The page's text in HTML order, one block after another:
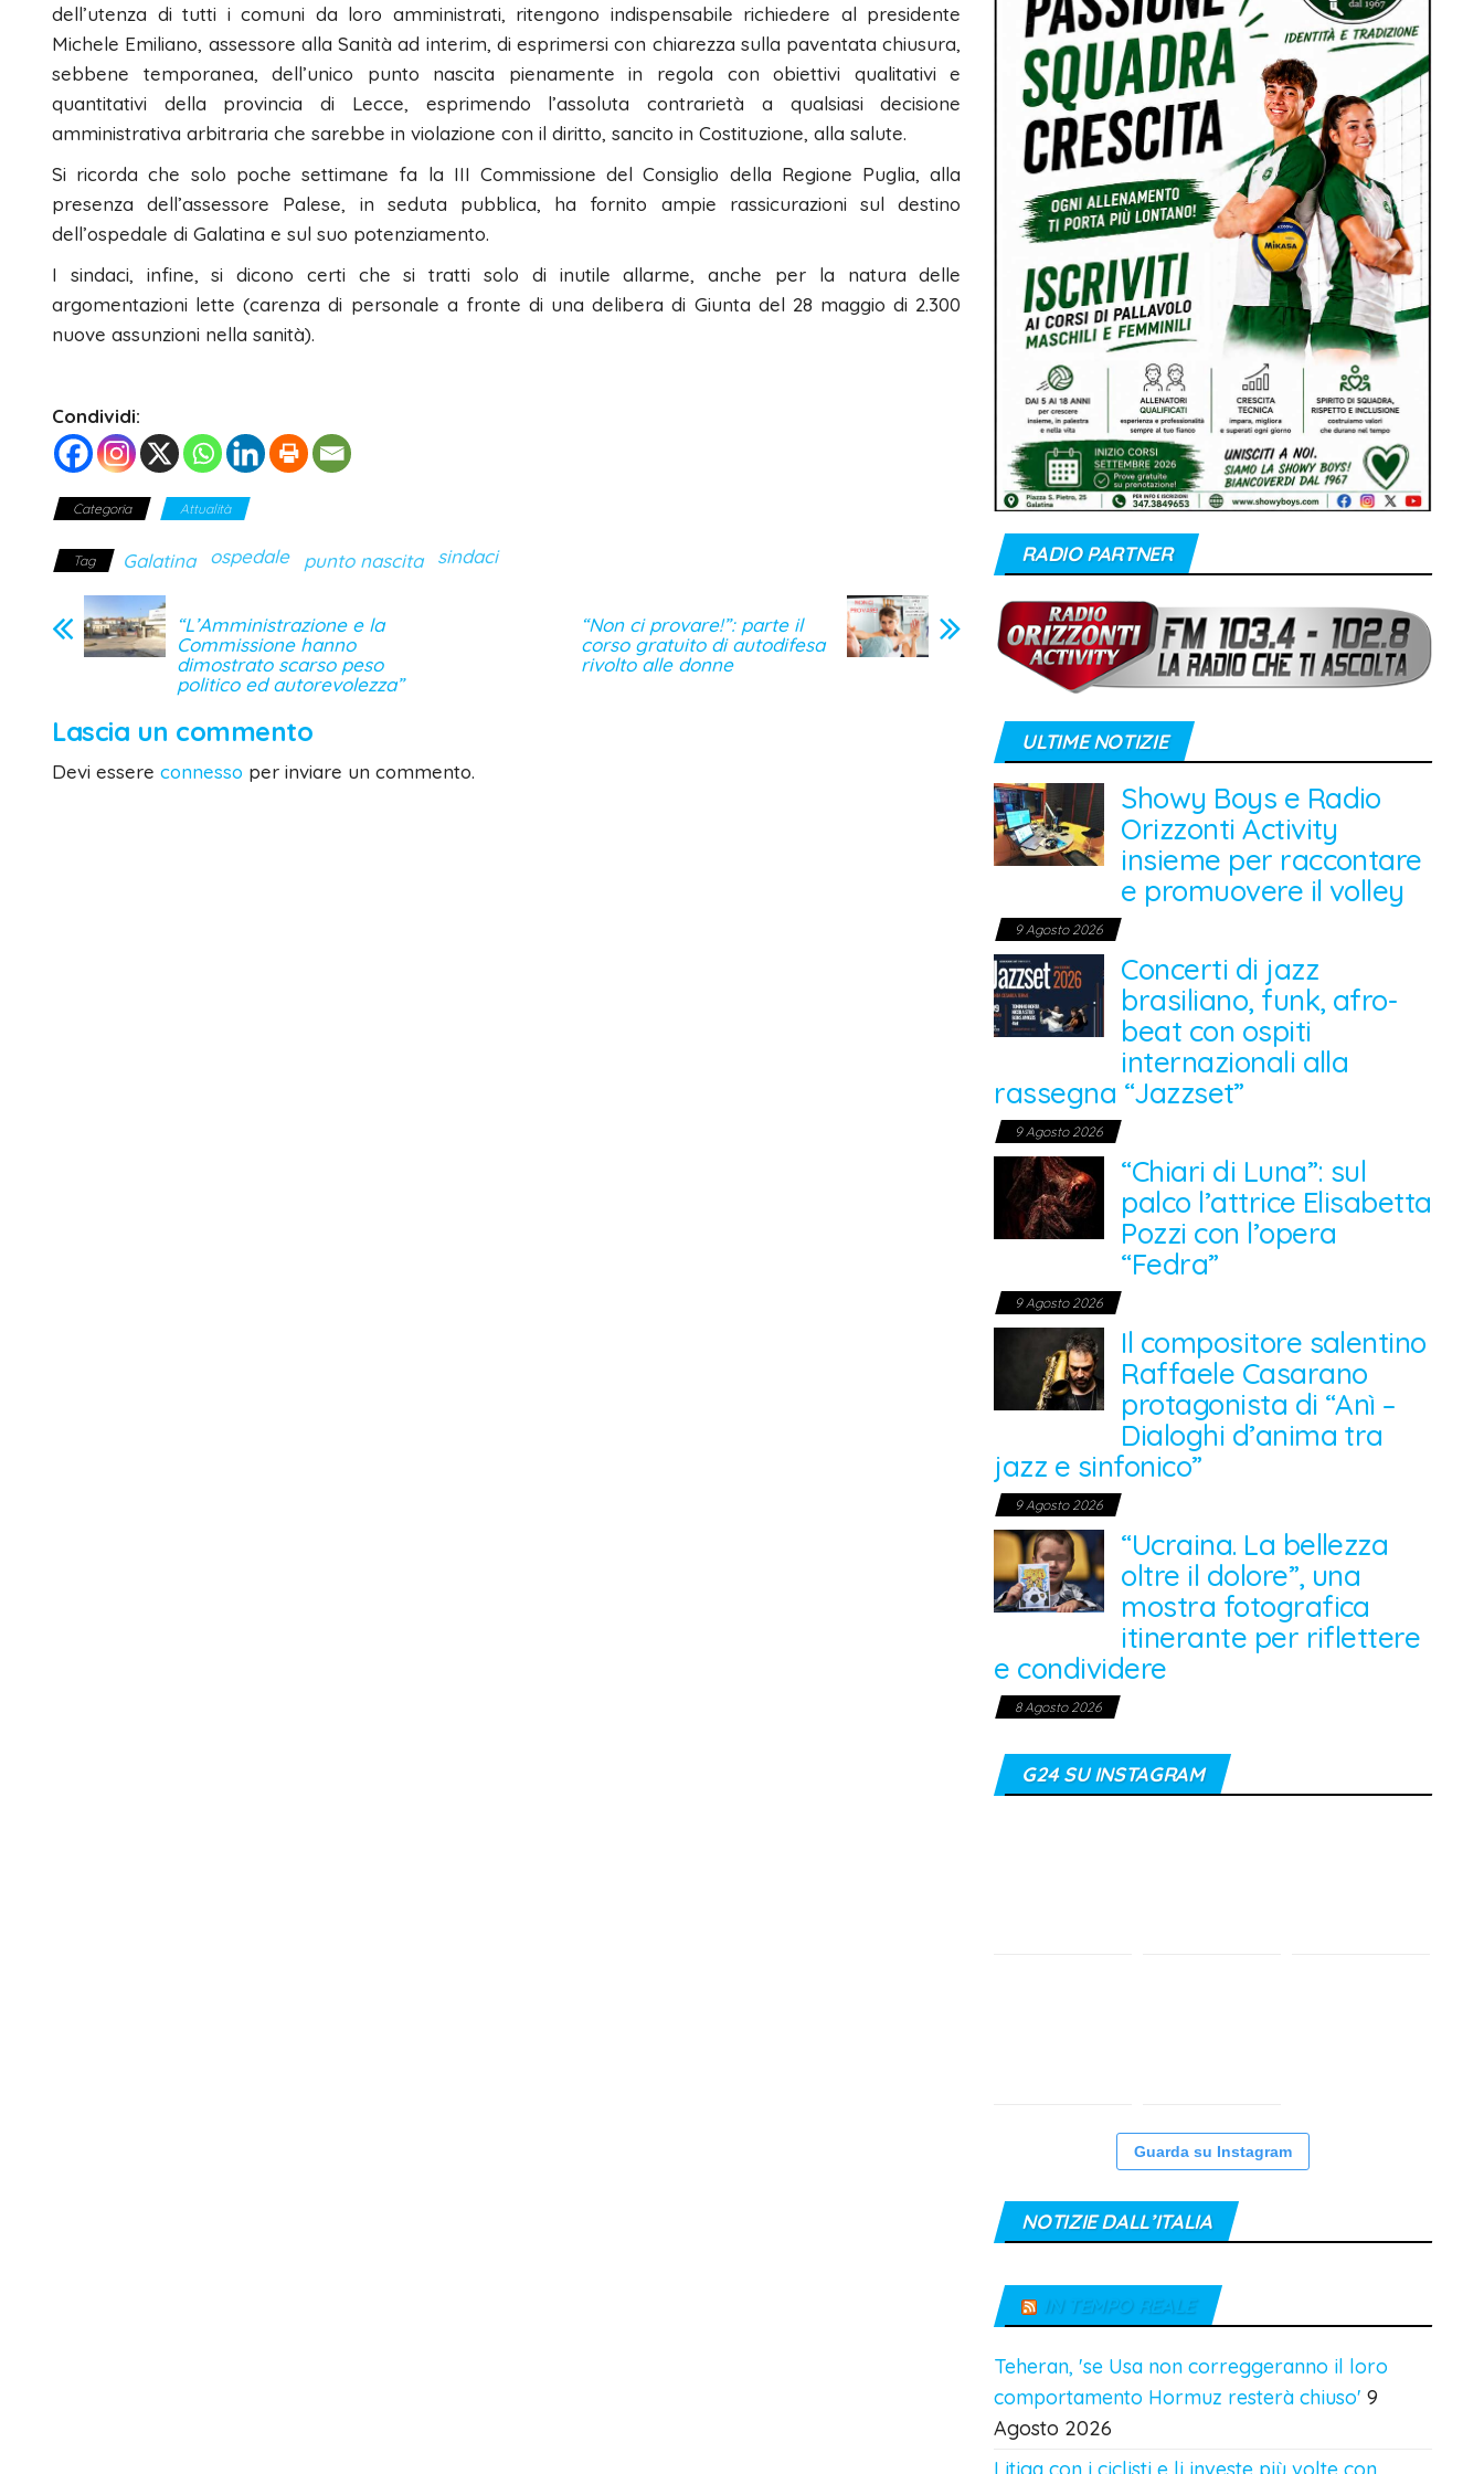
dell’utenza di tutti i comuni da loro amministrati, ritengono indispensabile richiedere al presidente
Michele Emiliano, assessore alla Sanità ad interim, di esprimersi con chiarezza sulla paventata chiusura,
sebbene temporanea, dell’unico punto nascita pienamente in regola con obiettivi qualitativi e
quantitativi della provincia di Lecce, esprimendo l’assoluta contrarietà a qualsiasi decisione
amministrativa arbitraria che sarebbe in violazione con il diritto, sancito in Costituzione, alla salute.
Si ricorda che solo poche settimane fa la III Commissione del Consiglio della Regione Puglia, alla
presenza dell’assessore Palese, in seduta pubblica, ha fornito ampie rassicurazioni sul destino
dell’ospedale di Galatina e sul suo potenziamento.
I sindaci, infine, si dicono certi che si tratti solo di inutile allarme, anche per la natura delle
argomentazioni lette (carenza di personale a fronte di una delibera di Giunta del 28 maggio di 2.300
nuove assunzioni nella sanità).
Condividi:
Categoria Attualità
Tag Galatina ospedale punto nascita sindaci
“L’Amministrazione e la
Commissione hanno
dimostrato scarso peso
politico ed autorevolezza”
“Non ci provare!”: parte il
corso gratuito di autodifesa
rivolto alle donne
Lascia un commento
Devi essere connesso per inviare un commento.
RADIO PARTNER
ULTIME NOTIZIE
Showy Boys e Radio
Orizzonti Activity
insieme per raccontare
e promuovere il volley
9 Agosto 2026
Concerti di jazz
brasiliano, funk, afro-
beat con ospiti
internazionali alla
rassegna “Jazzset”
9 Agosto 2026
“Chiari di Luna”: sul
palco l’attrice Elisabetta
Pozzi con l’opera
“Fedra”
9 Agosto 2026
Il compositore salentino
Raffaele Casarano
protagonista di “Anì –
Dialoghi d’anima tra
jazz e sinfonico”
9 Agosto 2026
“Ucraina. La bellezza
oltre il dolore”, una
mostra fotografica
itinerante per riflettere
e condividere
8 Agosto 2026
G24 SU INSTAGRAM
Guarda su Instagram
NOTIZIE DALL’ITALIA
IN TEMPO REALE
Teheran, 'se Usa non correggeranno il loro
comportamento Hormuz resterà chiuso' 9
Agosto 2026